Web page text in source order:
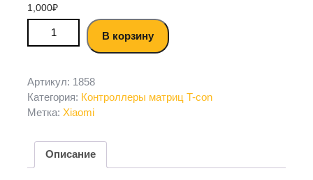
1,000₽
В корзину
Артикул: 1858
Категория: Контроллеры матриц T-con
Метка: Xiaomi
Описание